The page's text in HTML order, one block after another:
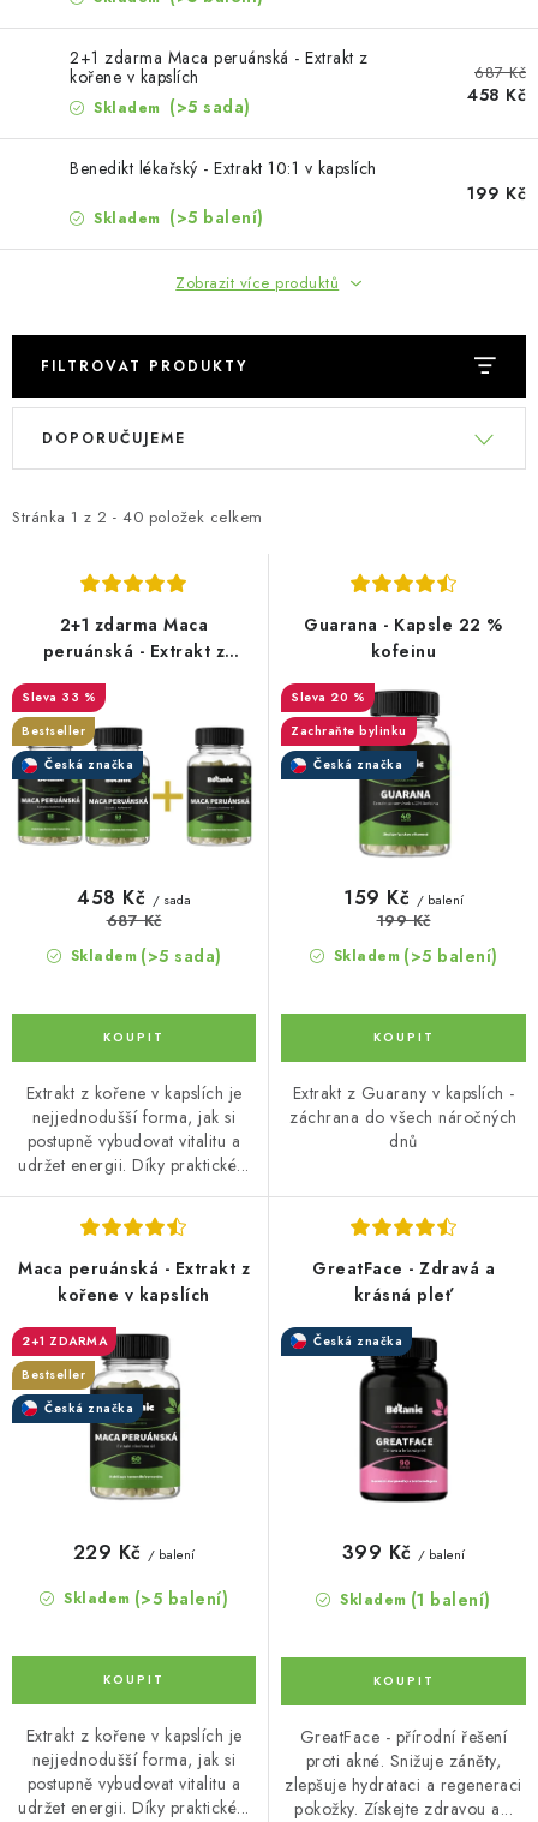
OSTATNÍ
Proč Botanic?
Kontakty
2+1 zdarma Maca peruánská - Extrakt z
kořene v kapslích
Skladem (>5 sada)
687 Kč
458 Kč
Benedikt lékařský - Extrakt 10:1 v kapslích
Skladem (>5 balení)
199 Kč
Zobrazit více produktů
FILTROVAT PRODUKTY
V
i
d
u
k
t
ů
Stránka 1 z 2 - 40 položek celkem
Ř
e
o
d
u
k
t
DOPORUČUJEME
2+1 zdarma Maca
peruánská - Extrakt z
kořene v kapslích
33 %
Bestseller
Česká značka
Skladem (>5 sada)
458 Kč / sada
687 Kč
Extrakt z kořene v kapslích je
nejjednodušší forma, jak si
postupně vybudovat vitalitu a
udržet energii. Díky praktické...
Guarana - Kapsle 22 %
kofeinu
20 %
Zachraňte bylinku
Česká značka
Skladem (>5 balení)
159 Kč / balení
199 Kč
Extrakt z Guarany v kapslích -
záchrana do všech náročných
dnů
Maca peruánská - Extrakt z
kořene v kapslích
2+1 ZDARMA
Bestseller
Česká značka
Skladem (>5 balení)
229 Kč / balení
Extrakt z kořene v kapslích je
nejjednodušší forma, jak si
postupně vybudovat vitalitu a
udržet energii. Díky praktické...
GreatFace - Zdravá a
krásná pleť
Česká značka
Skladem (1 balení)
399 Kč / balení
GreatFace - přírodní řešení
proti akné. Snižuje záněty,
zlepšuje hydrataci a regeneraci
pokožky. Získejte zdravou a...